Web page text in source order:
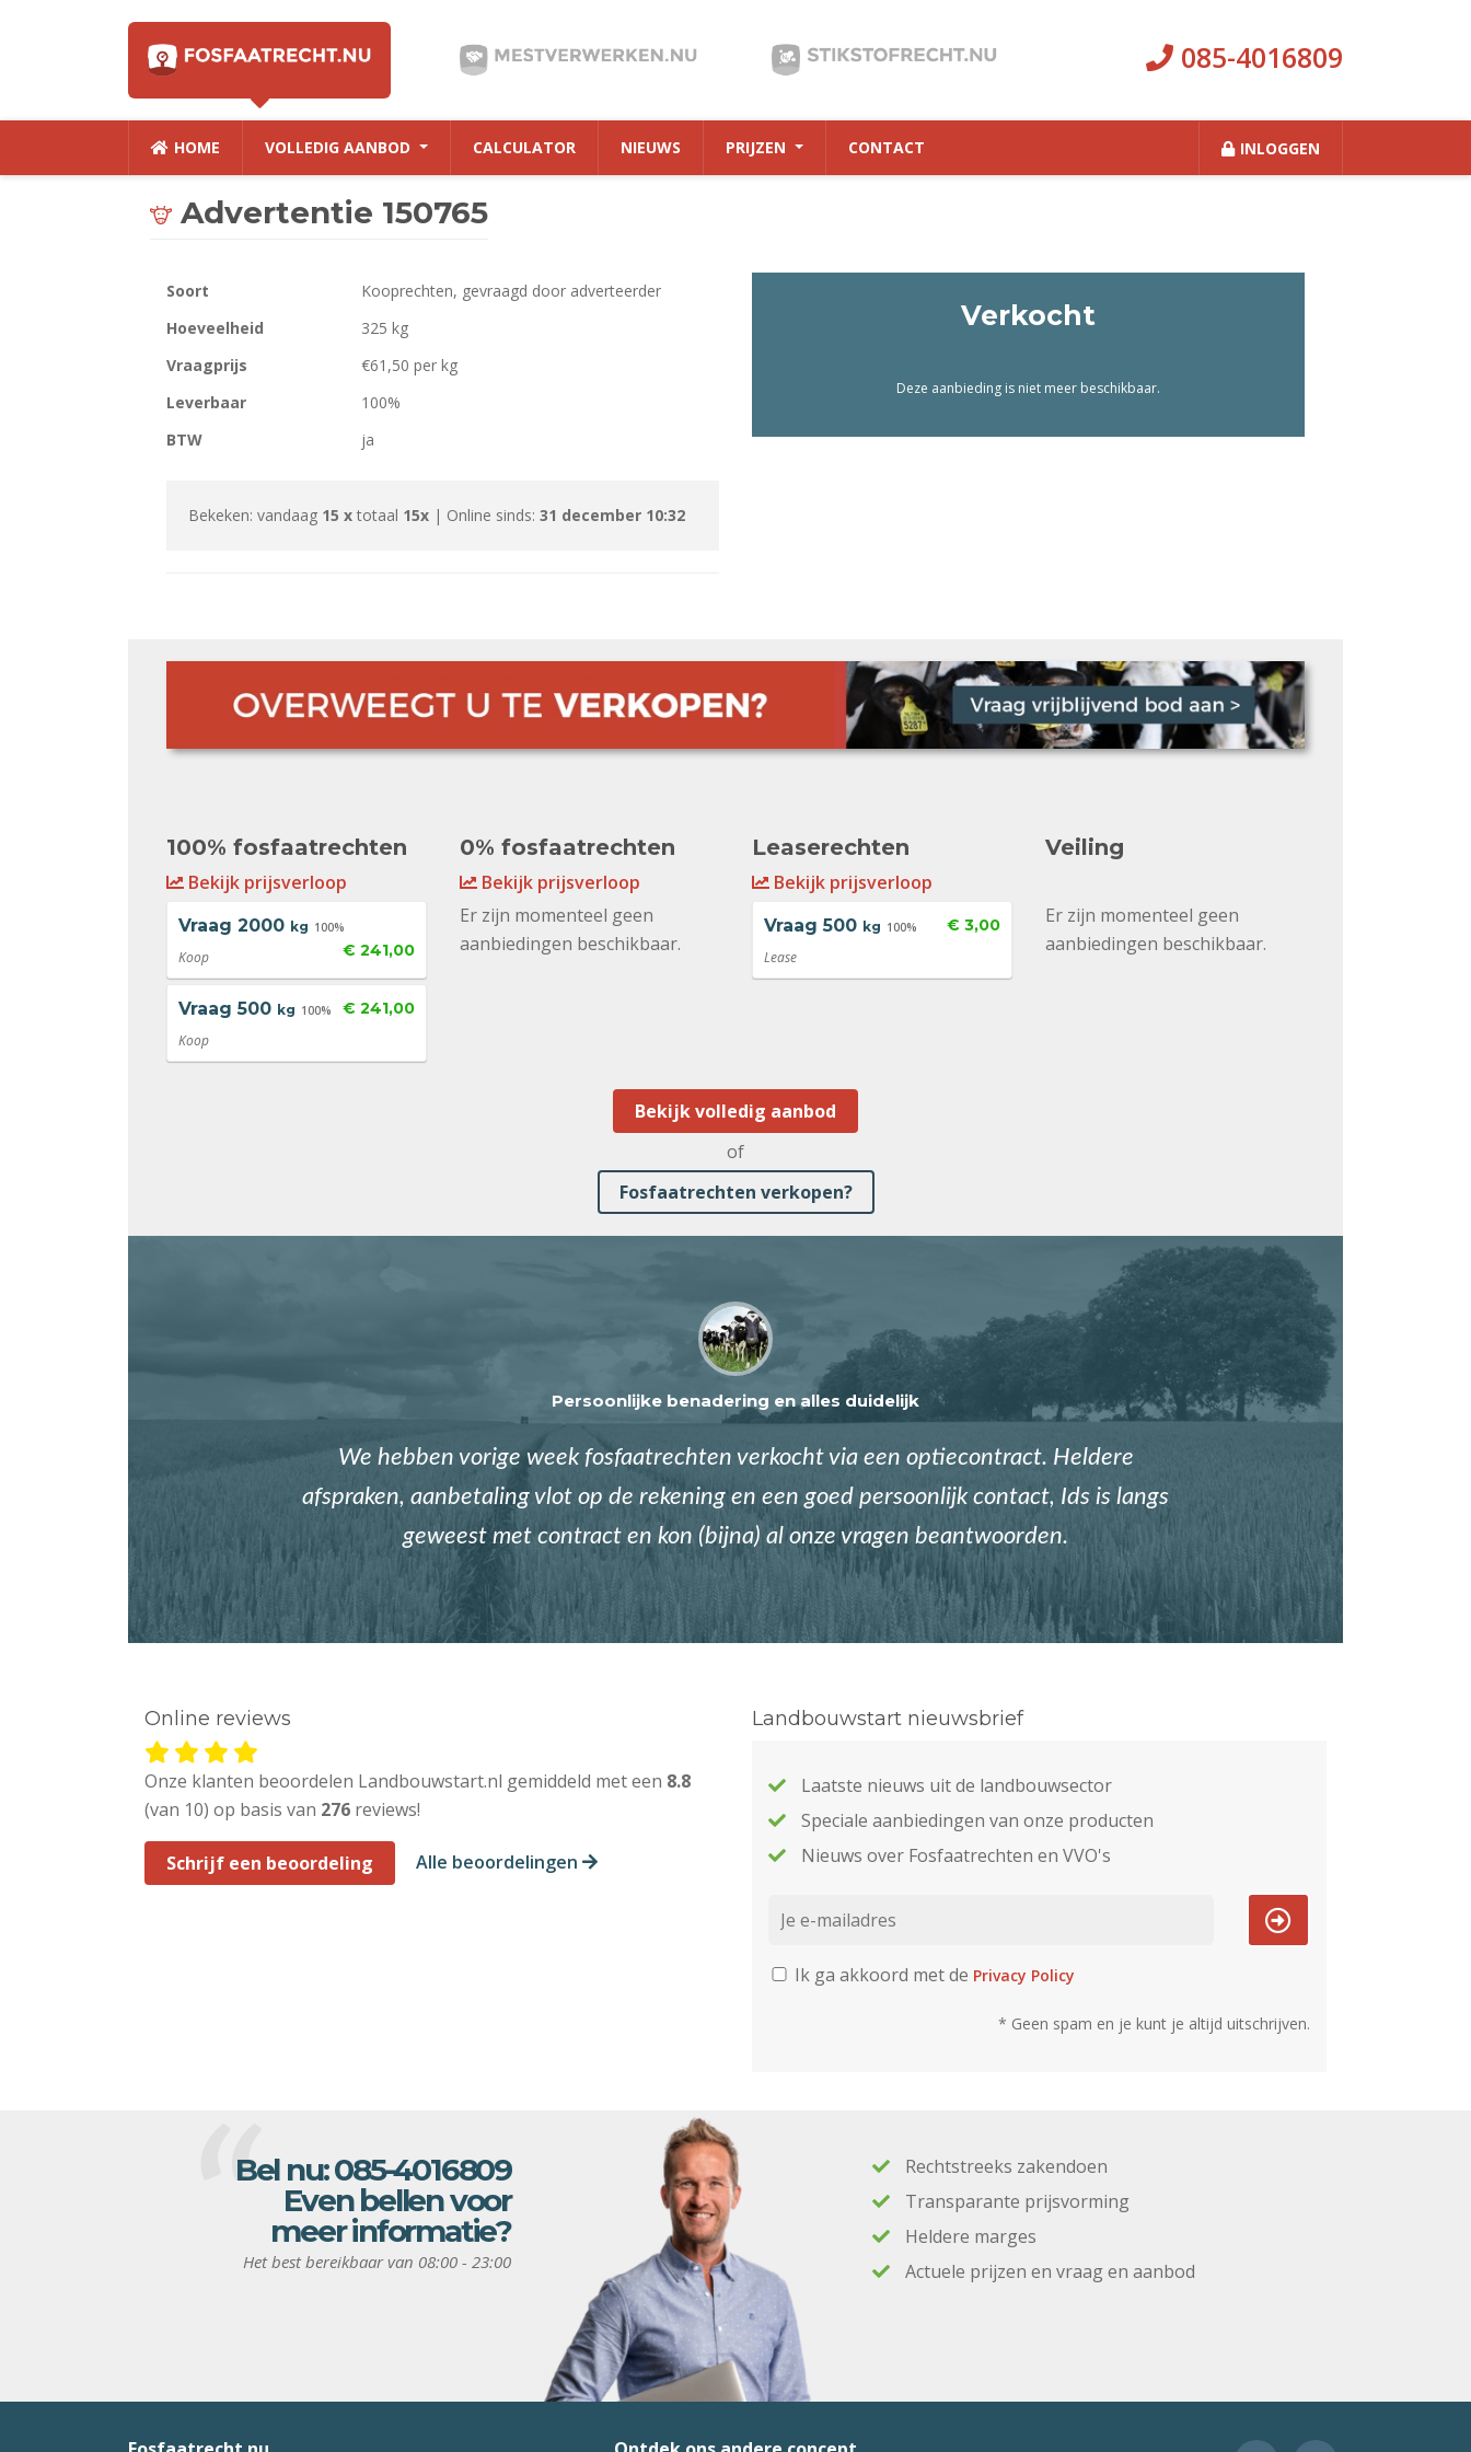
085-4016809
HOME VOLLEDIG AANBOD CALCULATOR NIEUWS PRIJZEN CONTACT INLOGGEN
Advertentie 150765
Soort
Kooprechten, gevraagd door adverteerder
Hoeveelheid
325 kg
Vraagprijs
€61,50 per kg
Leverbaar
100%
BTW
ja
Bekeken: vandaag 15 x totaal 15x | Online sinds: 31 december 10:32
Verkocht
Deze aanbieding is niet meer beschikbaar.
100% fosfaatrechten
Bekijk prijsverloop
Vraag 2000 kg 100%
€ 241,00
Koop
Vraag 500 kg 100% € 241,00
Koop
0% fosfaatrechten
Bekijk prijsverloop
Er zijn momenteel geen
aanbiedingen beschikbaar.
Leaserechten
Bekijk prijsverloop
Vraag 500 kg 100% € 3,00
Lease
Veiling
Er zijn momenteel geen
aanbiedingen beschikbaar.
Bekijk volledig aanbod
of
Fosfaatrechten verkopen?
Persoonlijke benadering en alles duidelijk
We hebben vorige week fosfaatrechten verkocht via een optiecontract. Heldere
afspraken, aanbetaling vlot op de rekening en een goed persoonlijk contact, Ids is langs
geweest met contract en kon (bijna) al onze vragen beantwoorden.
Online reviews
Onze klanten beoordelen Landbouwstart.nl gemiddeld met een 8.8
(van 10) op basis van 276 reviews!
Schrijf een beoordeling Alle beoordelingen
Landbouwstart nieuwsbrief
Laatste nieuws uit de landbouwsector
Speciale aanbiedingen van onze producten
Nieuws over Fosfaatrechten en VVO's
Ik ga akkoord met de Privacy Policy
* Geen spam en je kunt je altijd uitschrijven.
Bel nu:085-4016809
Even bellen voor
meer informatie?
Het best bereikbaar van 08:00 - 23:00
Rechtstreeks zakendoen
Transparante prijsvorming
Heldere marges
Actuele prijzen en vraag en aanbod